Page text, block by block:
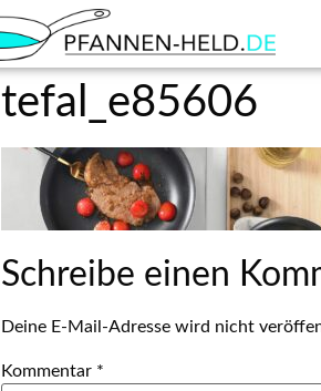
tefal_e85606
Schreibe einen
Deine E-Mail-Adresse wird nicht
Kommentar *